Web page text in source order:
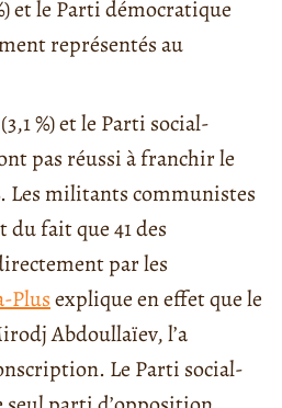
et le Parti démocratique
représentés au
%) et le Parti social-
pas réussi à franchir le
Les militants communistes
fait que 41 des
par les
Plusexplique en effet que le
Abdoullaïev, l’a
Le Parti social-